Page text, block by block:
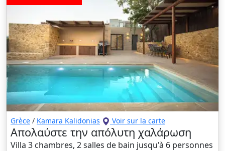
Grèce / Kamara Kalidonias Voir sur la carte
Απολαύστε την απόλυτη χαλάρωση
Villa 3 chambres, 2 salles de bain jusqu'à 6 personnes